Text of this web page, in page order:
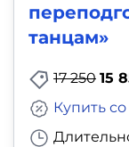
танцам»
17 250 15
Купить